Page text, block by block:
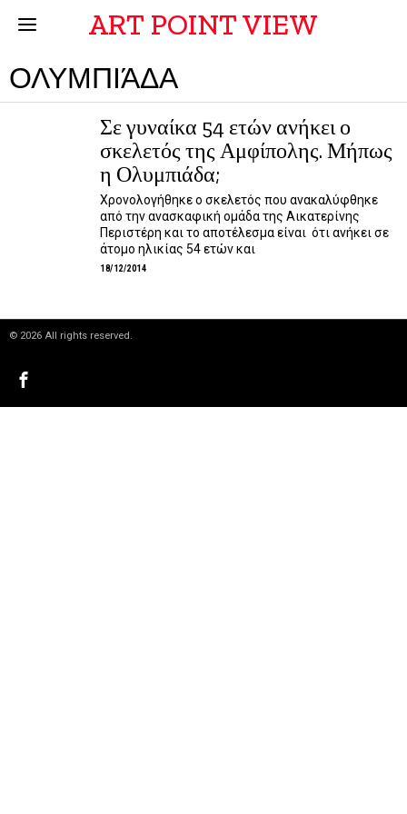
ART POINT VIEW
ΟΛΥΜΠΙΆΔΑ
Σε γυναίκα 54 ετών ανήκει ο
σκελετός της Αμφίπολης. Μήπως
η Ολυμπιάδα;
Χρονολογήθηκε ο σκελετός που ανακαλύφθηκε
από την ανασκαφική ομάδα της Αικατερίνης
Περιστέρη και το αποτέλεσμα είναι ότι ανήκει σε
άτομο ηλικίας 54 ετών και
18/12/2014
© 2026 All rights reserved.